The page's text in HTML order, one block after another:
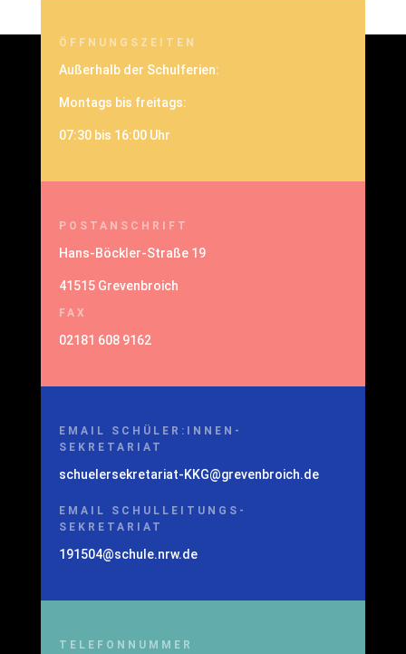
ÖFFNUNGSZEITEN
Außerhalb der Schulferien:
Montags bis freitags:
07:30 bis 16:00 Uhr
POSTANSCHRIFT
Hans-Böckler-Straße 19
41515 Grevenbroich
FAX
02181 608 9162
EMAIL SCHÜLER:INNEN-
SEKRETARIAT
schuelersekretariat-KKG@grevenbroich.de
EMAIL SCHULLEITUNGS-
SEKRETARIAT
191504@schule.nrw.de
TELEFONNUMMER